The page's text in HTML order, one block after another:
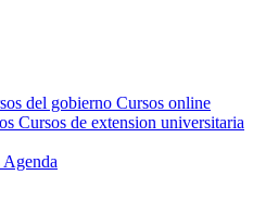
del gobierno Cursos online
Cursos de extension universitaria
Agenda